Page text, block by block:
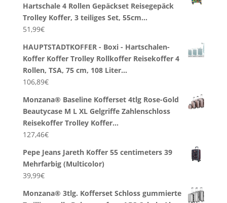
Hartschale 4 Rollen Gepäckset Reisegepäck
Trolley Koffer, 3 teiliges Set, 55cm…
51,99€
HAUPTSTADTKOFFER - Boxi - Hartschalen-
Koffer Koffer Trolley Rollkoffer Reisekoffer 4
Rollen, TSA, 75 cm, 108 Liter…
106,89€
Monzana® Baseline Kofferset 4tlg Rose-Gold
Beautycase M L XL Gelgriffe Zahlenschloss
Reisekoffer Trolley Koffer…
127,46€
Pepe Jeans Jareth Koffer 55 centimeters 39
Mehrfarbig (Multicolor)
39,99€
Monzana® 3tlg. Kofferset Schloss gummierte